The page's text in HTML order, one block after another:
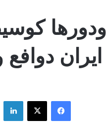
ودورها
ايران
فيسبوك